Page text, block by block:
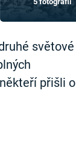
světové
přišli o